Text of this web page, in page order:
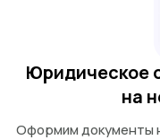
Юридическое
на
Оформим документы